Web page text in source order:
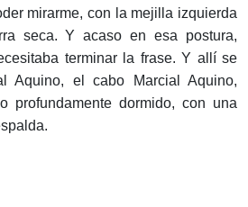
mirarme, con la mejilla izquierda
seca. Y acaso en esa postura,
terminar la frase. Y allí se
Aquino, el cabo Marcial Aquino,
profundamente dormido, con una